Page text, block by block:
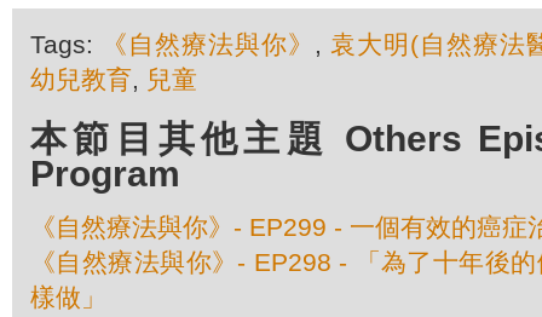
Tags: 《自然療法與你》 , 袁大明(自然療法
幼兒教育, 兒童
本節目其他主題 Others
Program
《自然療法與你》- EP299 - 一個有效的癌症
《自然療法與你》- EP298 - 「為了十年後
樣做」